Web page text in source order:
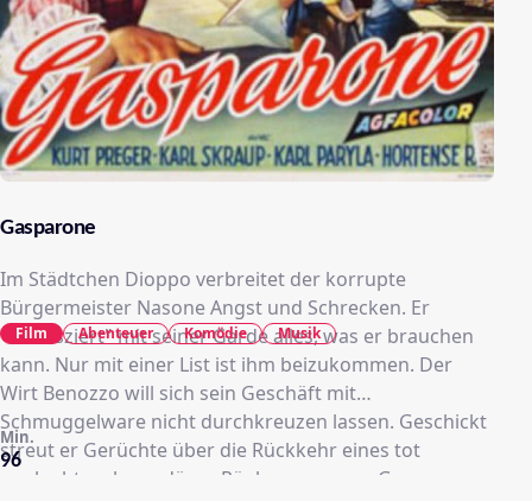
Gasparone
Im Städtchen Dioppo verbreitet der korrupte
Bürgermeister Nasone Angst und Schrecken. Er
"konfisziert" mit seiner Garde alles, was er brauchen
kann. Nur mit einer List ist ihm beizukommen. Der
Wirt Benozzo will sich sein Geschäft mit
Schmuggelware nicht durchkreuzen lassen. Geschickt
streut er Gerüchte über die Rückkehr eines tot
geglaubten, legendären Räubers namens Gasparone.
96
Min.
Film Abenteuer Komödie Musik